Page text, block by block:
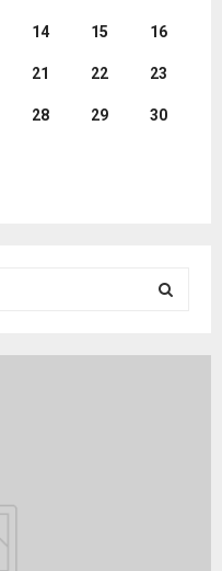
14 15 16
21 22 23
28 29 30